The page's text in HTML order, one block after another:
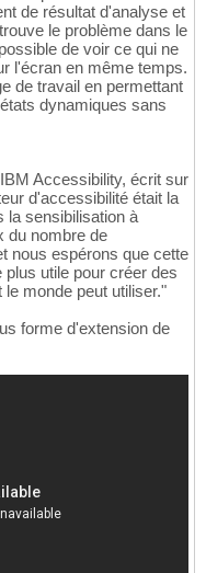
de résultat d'analyse et
le problème dans le
de voir ce qui ne
l'écran en même temps.
de travail en permettant
dynamiques sans
Accessibility, écrit sur
d'accessibilité était la
la sensibilisation à
du nombre de
nous espérons que cette
utile pour créer des
monde peut utiliser."
forme d'extension de